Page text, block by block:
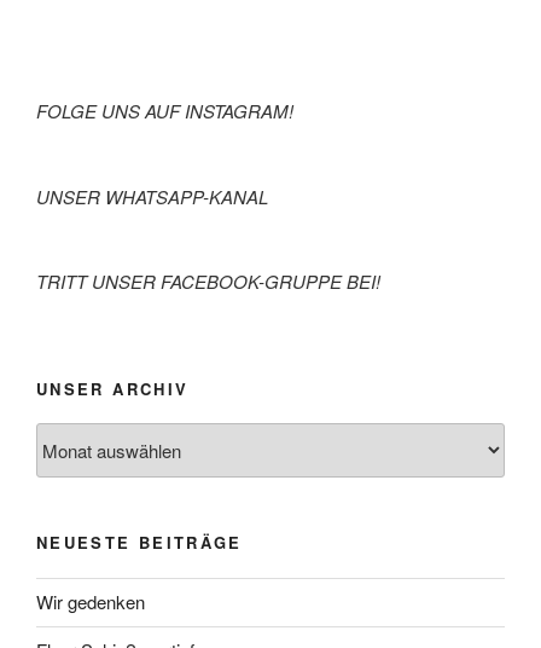
FOLGE UNS AUF INSTAGRAM!
UNSER WHATSAPP-KANAL
TRITT UNSER FACEBOOK-GRUPPE BEI!
UNSER ARCHIV
NEUESTE BEITRÄGE
Wir gedenken